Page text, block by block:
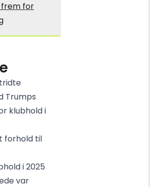
for
Trumps
klubhold i
forhold til
i 2025
var